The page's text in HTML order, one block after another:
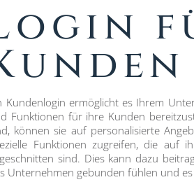
Kundenlogin ermöglicht es Ihrem
Funktionen für ihre Kunden
können sie auf personalisierte
Funktionen zugreifen, die auf
sind. Dies kann dazu
Unternehmen gebunden fühlen und